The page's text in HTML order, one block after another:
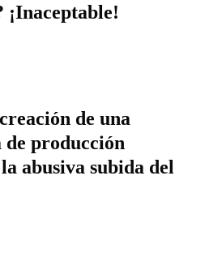
de una
de producción
abusiva subida del